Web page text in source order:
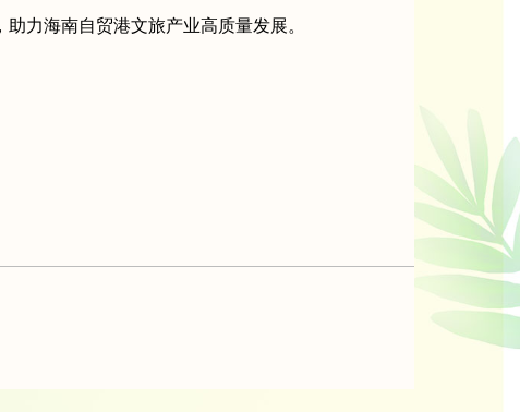
力海南自贸港文旅产业高质量发展。